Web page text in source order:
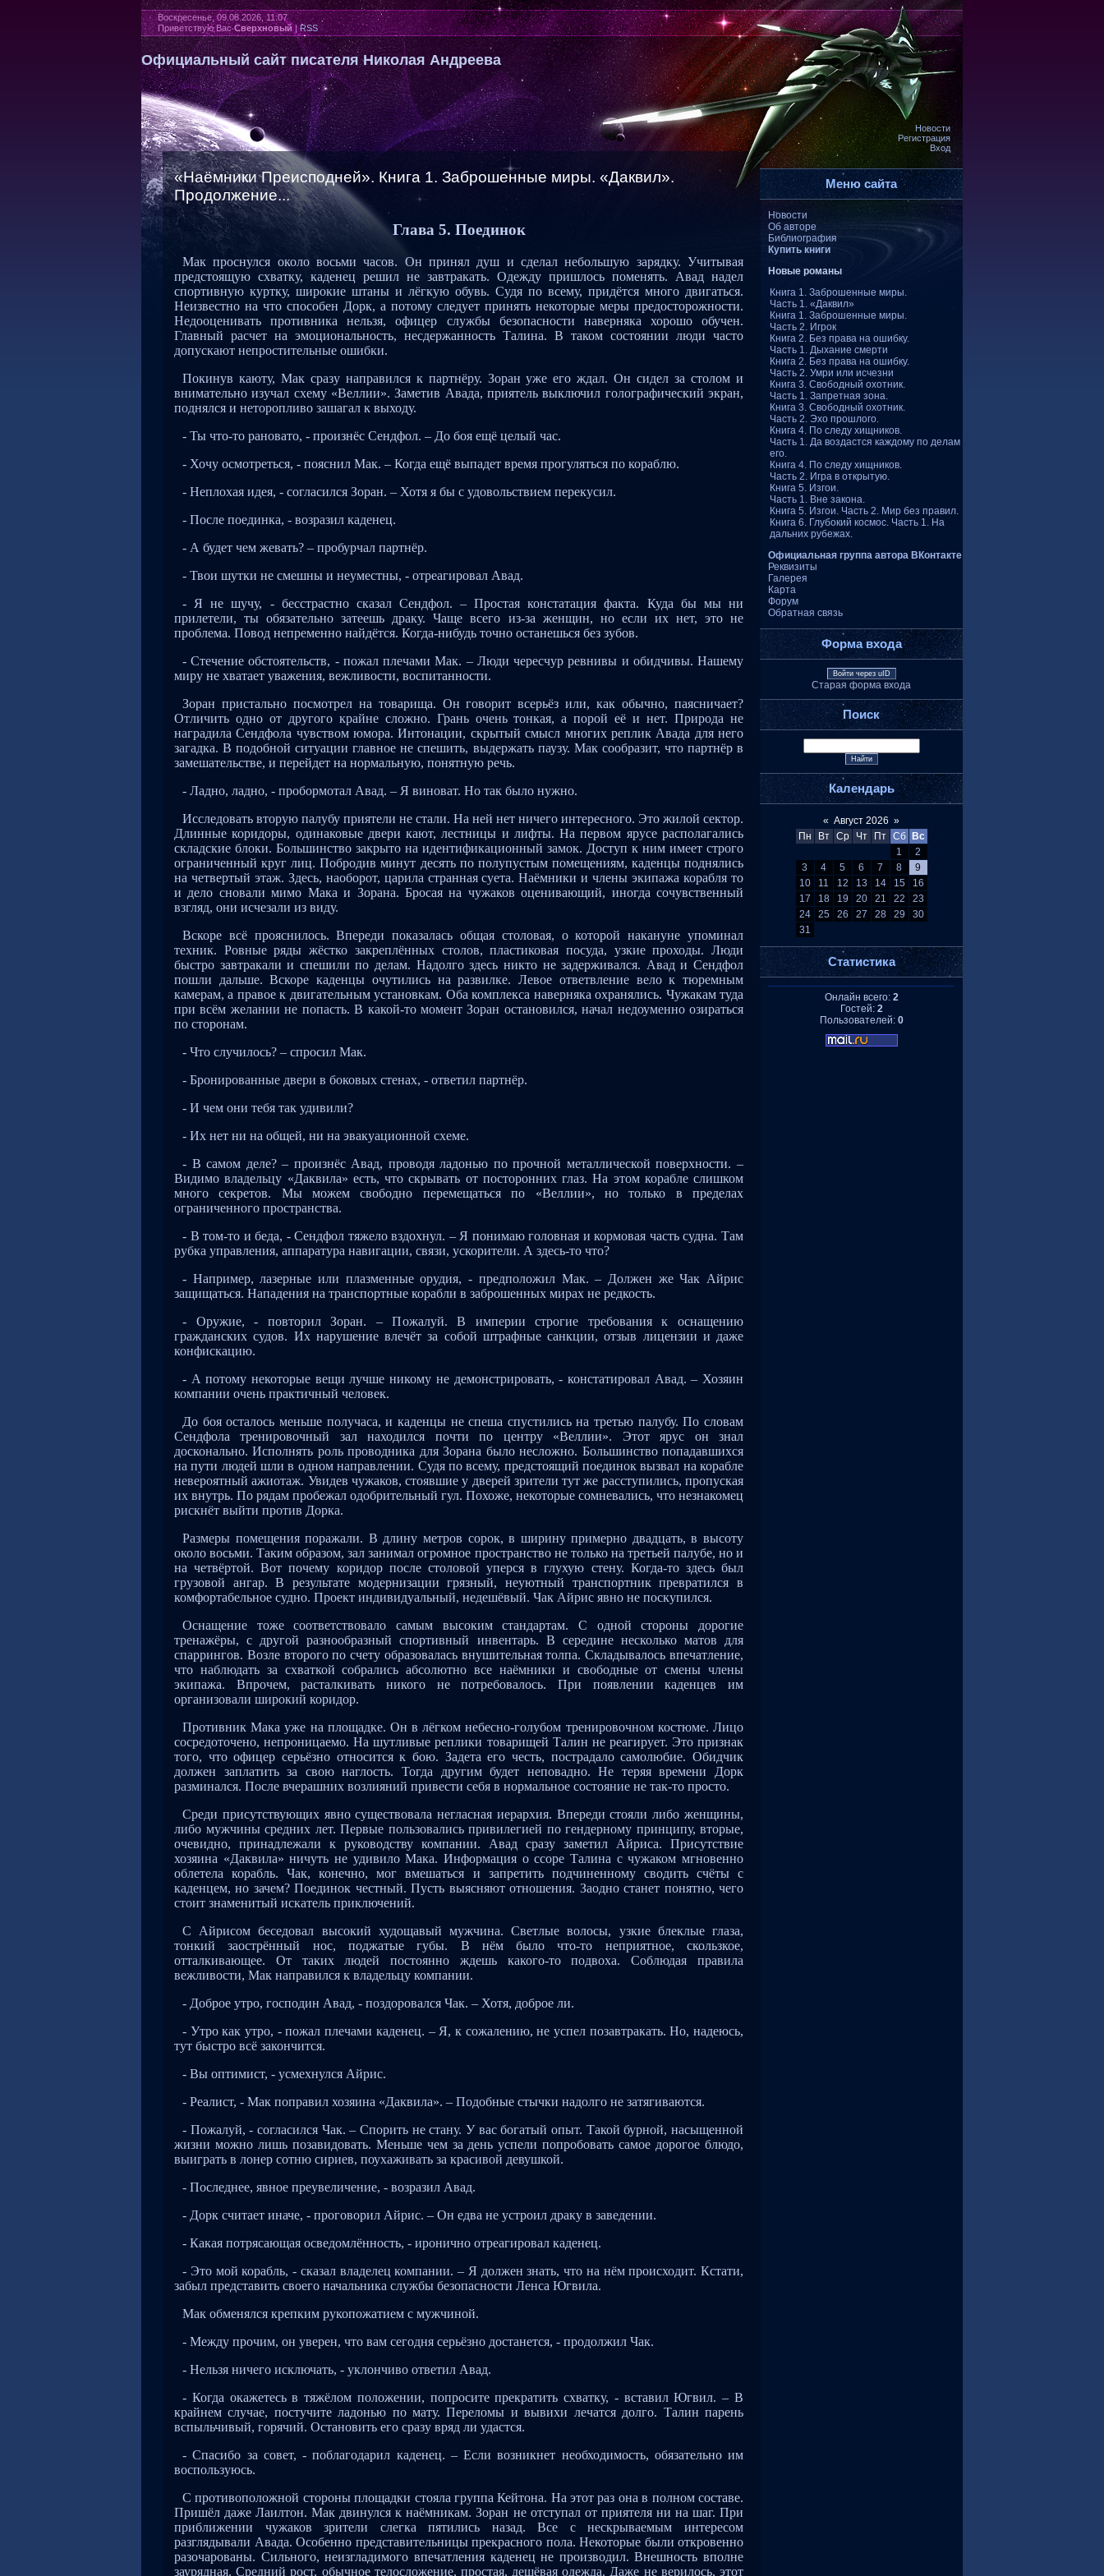
Воскресенье, 09.08.2026, 11:07
Приветствую Вас Сверхновый|RSS
Официальный сайт писателя Николая Андреева
Новости
Регистрация
Вход
«Наёмники Преисподней». Книга 1. Заброшенные миры. «Даквил».
Продолжение...
Глава 5. Поединок
Мак проснулся около восьми часов. Он принял душ и сделал небольшую зарядку. Учитывая
предстоящую схватку, каденец решил не завтракать. Одежду пришлось поменять. Авад надел
спортивную куртку, широкие штаны и лёгкую обувь. Судя по всему, придётся много двигаться.
Неизвестно на что способен Дорк, а потому следует принять некоторые меры предосторожности.
Недооценивать противника нельзя, офицер службы безопасности наверняка хорошо обучен.
Главный расчет на эмоциональность, несдержанность Талина. В таком состоянии люди часто
допускают непростительные ошибки.
Покинув каюту, Мак сразу направился к партнёру. Зоран уже его ждал. Он сидел за столом и
внимательно изучал схему «Веллии». Заметив Авада, приятель выключил голографический экран,
поднялся и неторопливо зашагал к выходу.
- Ты что-то рановато, - произнёс Сендфол. – До боя ещё целый час.
- Хочу осмотреться, - пояснил Мак. – Когда ещё выпадет время прогуляться по кораблю.
- Неплохая идея, - согласился Зоран. – Хотя я бы с удовольствием перекусил.
- После поединка, - возразил каденец.
- А будет чем жевать? – пробурчал партнёр.
- Твои шутки не смешны и неуместны, - отреагировал Авад.
- Я не шучу, - бесстрастно сказал Сендфол. – Простая констатация факта. Куда бы мы ни
прилетели, ты обязательно затеешь драку. Чаще всего из-за женщин, но если их нет, это не
проблема. Повод непременно найдётся. Когда-нибудь точно останешься без зубов.
- Стечение обстоятельств, - пожал плечами Мак. – Люди чересчур ревнивы и обидчивы. Нашему
миру не хватает уважения, вежливости, воспитанности.
Зоран пристально посмотрел на товарища. Он говорит всерьёз или, как обычно, паясничает?
Отличить одно от другого крайне сложно. Грань очень тонкая, а порой её и нет. Природа не
наградила Сендфола чувством юмора. Интонации, скрытый смысл многих реплик Авада для него
загадка. В подобной ситуации главное не спешить, выдержать паузу. Мак сообразит, что партнёр в
замешательстве, и перейдет на нормальную, понятную речь.
- Ладно, ладно, - пробормотал Авад. – Я виноват. Но так было нужно.
Исследовать вторую палубу приятели не стали. На ней нет ничего интересного. Это жилой сектор.
Длинные коридоры, одинаковые двери кают, лестницы и лифты. На первом ярусе располагались
складские блоки. Большинство закрыто на идентификационный замок. Доступ к ним имеет строго
ограниченный круг лиц. Побродив минут десять по полупустым помещениям, каденцы поднялись
на четвертый этаж. Здесь, наоборот, царила странная суета. Наёмники и члены экипажа корабля то
и дело сновали мимо Мака и Зорана. Бросая на чужаков оценивающий, иногда сочувственный
взгляд, они исчезали из виду.
Вскоре всё прояснилось. Впереди показалась общая столовая, о которой накануне упоминал
техник. Ровные ряды жёстко закреплённых столов, пластиковая посуда, узкие проходы. Люди
быстро завтракали и спешили по делам. Надолго здесь никто не задерживался. Авад и Сендфол
пошли дальше. Вскоре каденцы очутились на развилке. Левое ответвление вело к тюремным
камерам, а правое к двигательным установкам. Оба комплекса наверняка охранялись. Чужакам туда
при всём желании не попасть. В какой-то момент Зоран остановился, начал недоуменно озираться
по сторонам.
- Что случилось? – спросил Мак.
- Бронированные двери в боковых стенах, - ответил партнёр.
- И чем они тебя так удивили?
- Их нет ни на общей, ни на эвакуационной схеме.
- В самом деле? – произнёс Авад, проводя ладонью по прочной металлической поверхности. –
Видимо владельцу «Даквила» есть, что скрывать от посторонних глаз. На этом корабле слишком
много секретов. Мы можем свободно перемещаться по «Веллии», но только в пределах
ограниченного пространства.
- В том-то и беда, - Сендфол тяжело вздохнул. – Я понимаю головная и кормовая часть судна. Там
рубка управления, аппаратура навигации, связи, ускорители. А здесь-то что?
- Например, лазерные или плазменные орудия, - предположил Мак. – Должен же Чак Айрис
защищаться. Нападения на транспортные корабли в заброшенных мирах не редкость.
- Оружие, - повторил Зоран. – Пожалуй. В империи строгие требования к оснащению
гражданских судов. Их нарушение влечёт за собой штрафные санкции, отзыв лицензии и даже
конфискацию.
- А потому некоторые вещи лучше никому не демонстрировать, - констатировал Авад. – Хозяин
компании очень практичный человек.
До боя осталось меньше получаса, и каденцы не спеша спустились на третью палубу. По словам
Сендфола тренировочный зал находился почти по центру «Веллии». Этот ярус он знал
досконально. Исполнять роль проводника для Зорана было несложно. Большинство попадавшихся
на пути людей шли в одном направлении. Судя по всему, предстоящий поединок вызвал на корабле
невероятный ажиотаж. Увидев чужаков, стоявшие у дверей зрители тут же расступились, пропуская
их внутрь. По рядам пробежал одобрительный гул. Похоже, некоторые сомневались, что незнакомец
рискнёт выйти против Дорка.
Размеры помещения поражали. В длину метров сорок, в ширину примерно двадцать, в высоту
около восьми. Таким образом, зал занимал огромное пространство не только на третьей палубе, но и
на четвёртой. Вот почему коридор после столовой уперся в глухую стену. Когда-то здесь был
грузовой ангар. В результате модернизации грязный, неуютный транспортник превратился в
комфортабельное судно. Проект индивидуальный, недешёвый. Чак Айрис явно не поскупился.
Оснащение тоже соответствовало самым высоким стандартам. С одной стороны дорогие
тренажёры, с другой разнообразный спортивный инвентарь. В середине несколько матов для
спаррингов. Возле второго по счету образовалась внушительная толпа. Складывалось впечатление,
что наблюдать за схваткой собрались абсолютно все наёмники и свободные от смены члены
экипажа. Впрочем, расталкивать никого не потребовалось. При появлении каденцев им
организовали широкий коридор.
Противник Мака уже на площадке. Он в лёгком небесно-голубом тренировочном костюме. Лицо
сосредоточено, непроницаемо. На шутливые реплики товарищей Талин не реагирует. Это признак
того, что офицер серьёзно относится к бою. Задета его честь, пострадало самолюбие. Обидчик
должен заплатить за свою наглость. Тогда другим будет неповадно. Не теряя времени Дорк
разминался. После вчерашних возлияний привести себя в нормальное состояние не так-то просто.
Среди присутствующих явно существовала негласная иерархия. Впереди стояли либо женщины,
либо мужчины средних лет. Первые пользовались привилегией по гендерному принципу, вторые,
очевидно, принадлежали к руководству компании. Авад сразу заметил Айриса. Присутствие
хозяина «Даквила» ничуть не удивило Мака. Информация о ссоре Талина с чужаком мгновенно
облетела корабль. Чак, конечно, мог вмешаться и запретить подчиненному сводить счёты с
каденцем, но зачем? Поединок честный. Пусть выясняют отношения. Заодно станет понятно, чего
стоит знаменитый искатель приключений.
С Айрисом беседовал высокий худощавый мужчина. Светлые волосы, узкие блеклые глаза,
тонкий заострённый нос, поджатые губы. В нём было что-то неприятное, скользкое,
отталкивающее. От таких людей постоянно ждешь какого-то подвоха. Соблюдая правила
вежливости, Мак направился к владельцу компании.
- Доброе утро, господин Авад, - поздоровался Чак. – Хотя, доброе ли.
- Утро как утро, - пожал плечами каденец. – Я, к сожалению, не успел позавтракать. Но, надеюсь,
тут быстро всё закончится.
- Вы оптимист, - усмехнулся Айрис.
- Реалист, - Мак поправил хозяина «Даквила». – Подобные стычки надолго не затягиваются.
- Пожалуй, - согласился Чак. – Спорить не стану. У вас богатый опыт. Такой бурной, насыщенной
жизни можно лишь позавидовать. Меньше чем за день успели попробовать самое дорогое блюдо,
выиграть в лонер сотню сириев, поухаживать за красивой девушкой.
- Последнее, явное преувеличение, - возразил Авад.
- Дорк считает иначе, - проговорил Айрис. – Он едва не устроил драку в заведении.
- Какая потрясающая осведомлённость, - иронично отреагировал каденец.
- Это мой корабль, - сказал владелец компании. – Я должен знать, что на нём происходит. Кстати,
забыл представить своего начальника службы безопасности Ленса Югвила.
Мак обменялся крепким рукопожатием с мужчиной.
- Между прочим, он уверен, что вам сегодня серьёзно достанется, - продолжил Чак.
- Нельзя ничего исключать, - уклончиво ответил Авад.
- Когда окажетесь в тяжёлом положении, попросите прекратить схватку, - вставил Югвил. – В
крайнем случае, постучите ладонью по мату. Переломы и вывихи лечатся долго. Талин парень
вспыльчивый, горячий. Остановить его сразу вряд ли удастся.
- Спасибо за совет, - поблагодарил каденец. – Если возникнет необходимость, обязательно им
воспользуюсь.
С противоположной стороны площадки стояла группа Кейтона. На этот раз она в полном составе.
Пришёл даже Лаилтон. Мак двинулся к наёмникам. Зоран не отступал от приятеля ни на шаг. При
приближении чужаков зрители слегка пятились назад. Все с нескрываемым интересом
разглядывали Авада. Особенно представительницы прекрасного пола. Некоторые были откровенно
разочарованы. Сильного, неизгладимого впечатления каденец не производил. Внешность вполне
заурядная. Средний рост, обычное телосложение, простая, дешёвая одежда. Даже не верилось, этот
Меню сайта
Новости
Об авторе
Библиография
Купить книги
Новые романы
Книга 1. Заброшенные миры.
Часть 1. «Даквил»
Книга 1. Заброшенные миры.
Часть 2. Игрок
Книга 2. Без права на ошибку.
Часть 1. Дыхание смерти
Книга 2. Без права на ошибку.
Часть 2. Умри или исчезни
Книга 3. Свободный охотник.
Часть 1. Запретная зона.
Книга 3. Свободный охотник.
Часть 2. Эхо прошлого.
Книга 4. По следу хищников.
Часть 1. Да воздастся каждому по делам
его.
Книга 4. По следу хищников.
Часть 2. Игра в открытую.
Книга 5. Изгои.
Часть 1. Вне закона.
Книга 5. Изгои. Часть 2. Мир без правил.
Книга 6. Глубокий космос. Часть 1. На
дальних рубежах.
Официальная группа автора ВКонтакте
Реквизиты
Галерея
Карта
Форум
Обратная связь
Форма входа
Войти через uID
Старая форма входа
Поиск
Календарь
« Август 2026 »
Пн
Вт Ср Чт Пт Сб
Вс
1
2
3
4 5 6 7 8
9
10
11 12 13 14 15
16
17
18 19 20 21 22
23
24
25 26 27 28 29
30
31
Статистика
Онлайн всего: 2
Гостей: 2
Пользователей: 0